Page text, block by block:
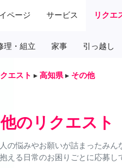
ページ サービス リクエ
理・組立 家事 引っ越し
エスト ▸ 高知県 ▸ その他
のリクエスト
の悩みやお願いが詰まったみん
える日常のお困りごとに応募し